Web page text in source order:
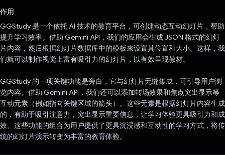
作用
GGStudy 是一个依托 AI 技术的教育平台，可创建动态互动幻灯片，帮助
提升学习效率。借助 Gemini API，我们的应用会生成 JSON 格式的幻灯
片内容，然后根据幻灯片数据库中的模板来设置其位置和大小。这样，我
们就可以制作视觉上富有吸引力的幻灯片，以有效呈现教材。
GGStudy 的一项关键功能是旁白，它与幻灯片无缝集成，可引导用户浏
览内容。借助 Gemini API，我们还可以添加转场效果和焦点突出显示等
互动元素（例如指向关键区域的箭头）。这些元素是根据幻灯片内容生成
的，有助于吸引注意力，突出显示重要信息，让学习体验更具吸引力和成
效。这些功能的组合为用户提供了更具沉浸感和互动性的学习方式，将传
统的幻灯片演示转变为丰富的教育体验。